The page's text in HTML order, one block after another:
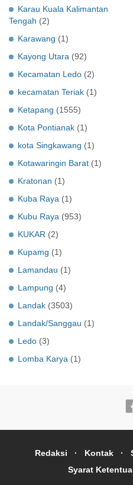
Karau Kuala Kalimantan
Tengah (2)
Karawang (1)
Kayong Utara (92)
Kecamatan Ledo (2)
kecamatan Teriak (1)
Ketapang (1555)
Kota Pontianak (1)
kota Singkawang (1)
Kotawaringin Barat (1)
Kratonan (1)
Kuba Raya (1)
Kubu Raya (953)
KUKAR (2)
Kupamg (1)
Lamandau (1)
Lampung (4)
Landak (3503)
Landak/Sanggau (1)
Ledo (3)
Lomba Karya (1)
Redaksi Kontak
Syarat